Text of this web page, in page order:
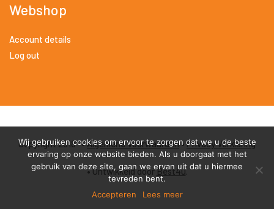
Webshop
Account details
Log out
Copyright 2018 •Algemene Voorwaarden•Privacy Verklaring
• Ontwikkeld doorBest4u.
Wij gebruiken cookies om ervoor te zorgen dat we u de beste
ervaring op onze website bieden. Als u doorgaat met het
gebruik van deze site, gaan we ervan uit dat u hiermee
tevreden bent.
Accepteren
Lees meer